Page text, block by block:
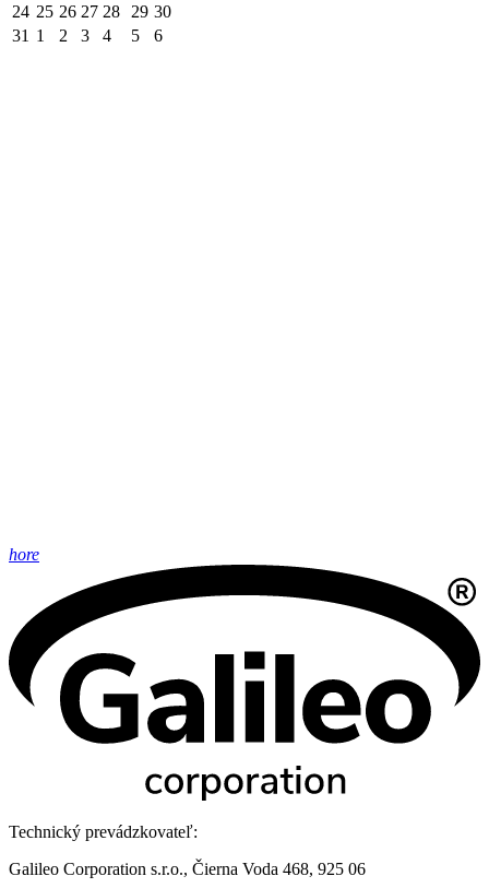
24 25 26 27 28 29 30
31 1 2 3 4 5 6
hore
Technický prevádzkovateľ:
Galileo Corporation s.r.o., Čierna Voda 468, 925 06